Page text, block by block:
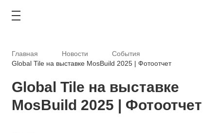
КАТАЛОГ
Главная Новости
События
Global Tile на выставке MosBuild 2025 | Фотоотчет
Global Tile на выставке
MosBuild 2025 | Фотоотчет